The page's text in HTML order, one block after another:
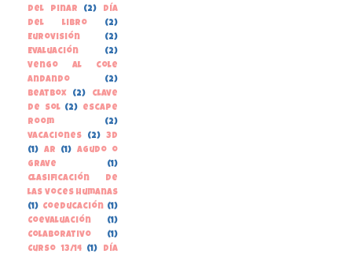
del Pinar
(2)
Día
del libro
(2)
Eurovisión
(2)
Evaluación
(2)
Vengo al cole
andando
(2)
beatbox
(2)
clave
de sol (2)
escape
room
(2)
vacaciones
(2)
3D
(1)
AR (1)
Agudo o
grave
(1)
Clasificación de
las voces humanas
(1) Coeducación (1)
Coevaluación
(1)
Colaborativo
(1)
Curso 13/14
(1)
Día